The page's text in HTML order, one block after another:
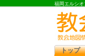
福岡エルシオ
トップ